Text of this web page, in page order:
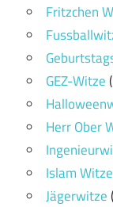
Fritzchen
GEZ-Witze
Herr Ober
Islam Witze
Jägerwitze